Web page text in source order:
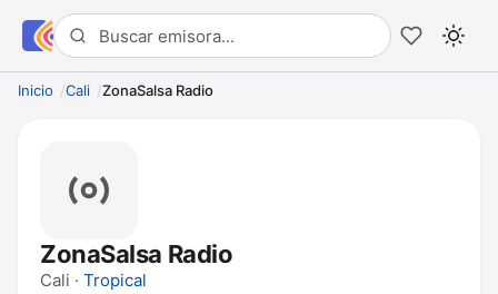
Inicio Cali ZonaSalsa Radio
ZonaSalsa Radio
Cali · Tropical